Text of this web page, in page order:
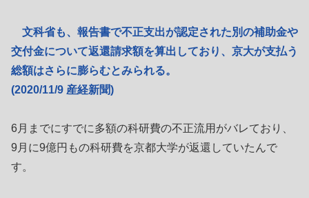
文科省も、報告書で不正支出が認定された別の補助金や
交付金について返還請求額を算出しており、京大が支払う
総額はさらに膨らむとみられる。
(2020/11/9 産経新聞)
6月までにすでに多額の科研費の不正流用がバレており、
9月に9億円もの科研費を京都大学が返還していたんで
す。